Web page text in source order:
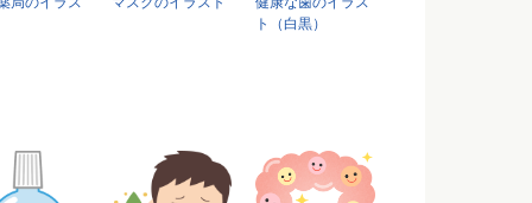
ト（白黒）